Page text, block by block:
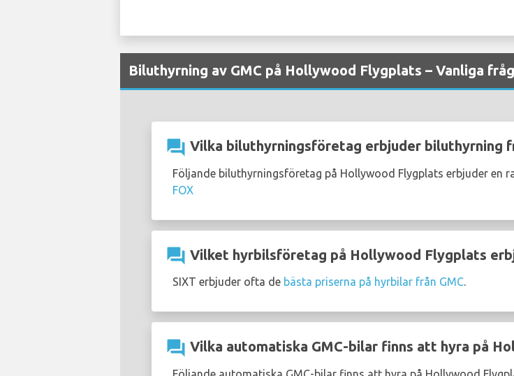
Biluthyrning av GMC på Hollywood Flygplats – Vanliga
question_answer Vilka biluthyrningsföretag erbjuder biluthyrning
Följande biluthyrningsföretag på Hollywood Flygplats erbjuder en
FOX
question_answer Vilket hyrbilsföretag på Hollywood Flygplats
SIXT erbjuder ofta de bästa priserna på hyrbilar från GMC.
question_answer Vilka automatiska GMC-bilar finns att hyra på